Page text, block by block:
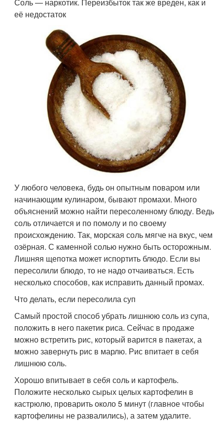
её недостаток
У любого человека, будь он опытным поваром или
начинающим кулинаром, бывают промахи. Много
объяснений можно найти пересоленному блюду. Ведь
соль отличается и по помолу и по своему
происхождению. Так, морская соль мягче на вкус, чем
озёрная. С каменной солью нужно быть осторожным.
Лишняя щепотка может испортить блюдо. Если вы
пересолили блюдо, то не надо отчаиваться. Есть
несколько способов, как исправить данный промах.
Что делать, если пересолила суп
Самый простой способ убрать лишнюю соль из супа,
положить в него пакетик риса. Сейчас в продаже
можно встретить рис, который варится в пакетах, а
можно завернуть рис в марлю. Рис впитает в себя
лишнюю соль.
Хорошо впитывает в себя соль и картофель.
Положите несколько сырых целых картофелин в
кастрюлю, проварить около 5 минут (главное чтобы
картофелины не развалились), а затем удалите.